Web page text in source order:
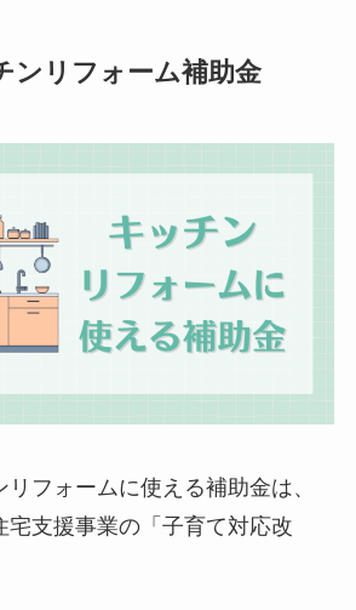
ンリフォーム補助金
フォームに使える補助金は、
宅支援事業の「子育て対応改